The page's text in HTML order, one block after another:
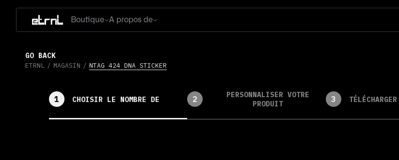
Boutique A propos de
GO BACK
ETRNL / MAGASIN / NTAG 424 DNA STICKER
1 CHOISIR LE NOMBRE DE 2
PERSONNALISER VOTRE
PRODUIT
3